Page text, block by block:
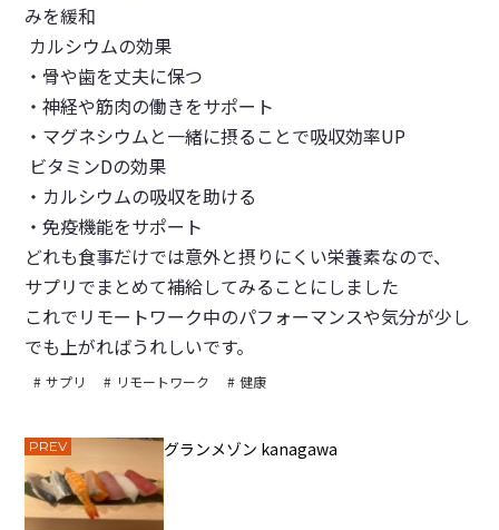
みを緩和
カルシウムの効果
・骨や歯を丈夫に保つ
・神経や筋肉の働きをサポート
・マグネシウムと一緒に摂ることで吸収効率UP
ビタミンDの効果
・カルシウムの吸収を助ける
・免疫機能をサポート
どれも食事だけでは意外と摂りにくい栄養素なので、
サプリでまとめて補給してみることにしました
これでリモートワーク中のパフォーマンスや気分が少し
でも上がればうれしいです。
サプリ リモートワーク 健康
PREV グランメゾン kanagawa